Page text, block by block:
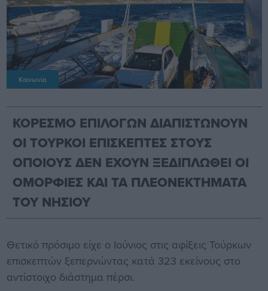
Κοινωνία
ΚΟΡΕΣΜΟ ΕΠΙΛΟΓΩΝ ΔΙΑΠΙΣΤΩΝΟΥΝ
ΟΙ ΤΟΥΡΚΟΙ ΕΠΙΣΚΕΠΤΕΣ ΣΤΟΥΣ
ΟΠΟΙΟΥΣ ΔΕΝ ΕΧΟΥΝ ΞΕΔΙΠΛΩΘΕΙ ΟΙ
ΟΜΟΡΦΙΕΣ ΚΑΙ ΤΑ ΠΛΕΟNΕΚΤΗΜΑΤΑ
ΤΟΥ ΝΗΣΙΟΥ
Θετικό πρόσιμο είχε ο Ιούνιος στις αφίξεις Τούρκων
επισκεπτών ξεπερνώντας κατά 323 εκείνους στο
αντίστοιχο διάστημα πέρσι.